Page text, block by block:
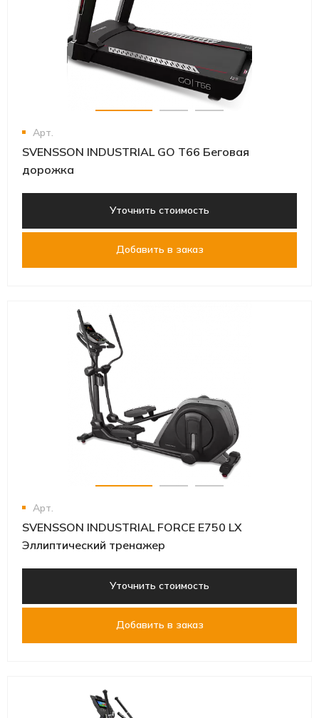
Арт.
SVENSSON INDUSTRIAL GO T66 Беговая
дорожка
Уточнить стоимость
Добавить в заказ
Арт.
SVENSSON INDUSTRIAL FORCE E750 LX
Эллиптический тренажер
Уточнить стоимость
Добавить в заказ